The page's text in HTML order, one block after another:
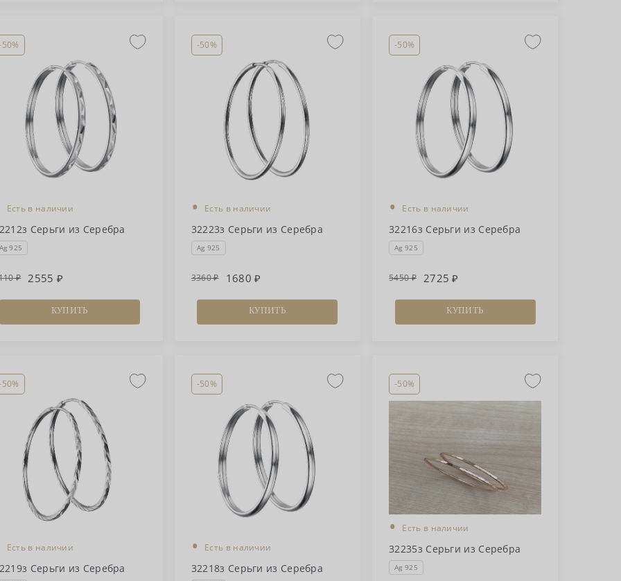
Есть в наличии
Серьги из Серебра
925
2555
КУПИТЬ
-50%
• Есть в наличии
32223з Серьги из Серебра
Ag 925
3360 1680
КУПИТЬ
-50%
• Есть в наличии
32216з Серьги из Серебра
Ag 925
5450 2725
КУПИТЬ
Есть в наличии
Серьги из Серебра
-50%
• Есть в наличии
32218з Серьги из Серебра
-50%
• Есть в наличии
32235з Серьги из Серебра
Ag 925